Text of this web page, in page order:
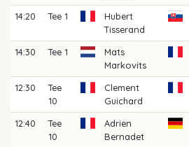
14:20 Tee 1
Hubert
Tisserand
14:30
Tee 1
Mats
Markovits
12:30
Tee
10
Clement
Guichard
12:40
Tee
10
Adrien
Bernadet